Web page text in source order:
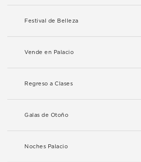
Festival de Belleza
Vende en Palacio
Regreso a Clases
Galas de Otoño
Noches Palacio